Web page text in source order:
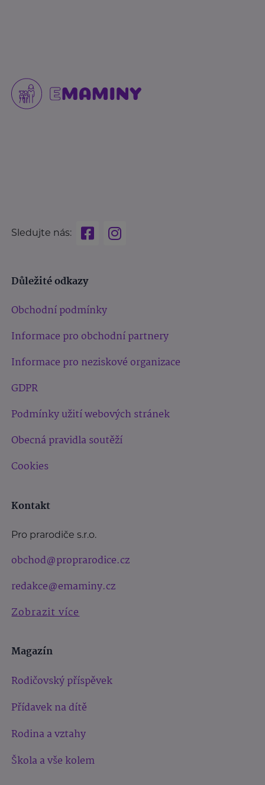
Sledujte nás:
Důležité odkazy
Obchodní podmínky
Informace pro obchodní partnery
Informace pro neziskové organizace
GDPR
Podmínky užití webových stránek
Obecná pravidla soutěží
Cookies
Kontakt
Pro prarodiče s.r.o.
obchod@proprarodice.cz
redakce@emaminy.cz
Zobrazit více
Magazín
Rodičovský příspěvek
Přídavek na dítě
Rodina a vztahy
Škola a vše kolem